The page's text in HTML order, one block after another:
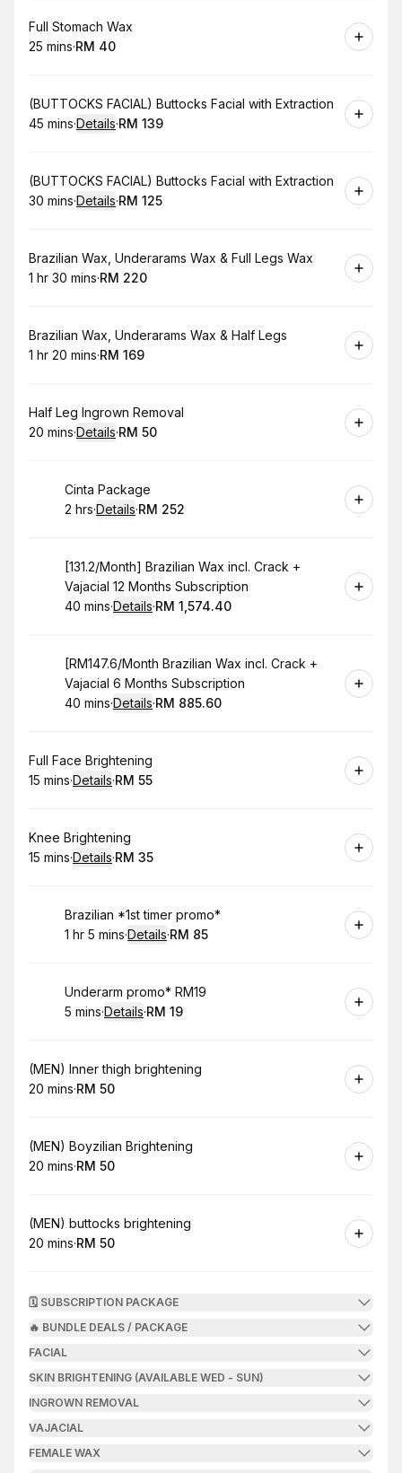
Book
Full Stomach Wax
.Duration
25 mins·
.Price
RM 40
Book
(BUTTOCKS FACIAL) Buttocks Facial with Extraction
.Duration:
45 mins·Details·
.Price:
RM 139
Book
(BUTTOCKS FACIAL) Buttocks Facial with Extraction
.Duration:
30 mins·Details·
.Price:
RM 125
Book
Brazilian Wax, Underarams Wax & Full Legs Wax
. Duration:
1 hr 30 mins·
.Price:
RM 220
Book
Brazilian Wax, Underarams Wax & Half Legs
. Duration:
1 hr 20 mins·
.Price:
RM 169
Book
Half Leg Ingrown Removal
.Duration:
20 mins·Details·
.Price
RM 50
Book
Cinta Package
. Duration:
2 hrs·Details·
.Price:
RM 252
Book
[131.2/Month] Brazilian Wax incl. Crack +
Vajacial 12 Months Subscription
.Duration:
40 mins·Details·
.Price:
RM 1,574.40
Book
[RM147.6/Month Brazilian Wax incl. Crack +
Vajacial 6 Months Subscription
.Duration:
40 mins·Details·
.Price:
RM 885.60
Book
Full Face Brightening
.Duration:
15 mins·Details·
.Price
RM 55
Book
Knee Brightening
.Duration:
15 mins·Details·
.Price
RM 35
Book
Brazilian *1st timer promo*
. Duration:
1 hr 5 mins·Details·
.Price
RM 85
Book
Underarm promo* RM19
. Duration:
5 mins·Details·
.Price
RM 19
Book
(MEN) Inner thigh brightening
.Duration
20 mins·
.Price
RM 50
Book
(MEN) Boyzilian Brightening
.Duration
20 mins·
.Price
RM 50
Book
(MEN) buttocks brightening
.Duration
20 mins·
.Price
RM 50
🗓️ SUBSCRIPTION PACKAGE
🔥 BUNDLE DEALS / PACKAGE
FACIAL
SKIN BRIGHTENING (AVAILABLE WED - SUN)
INGROWN REMOVAL
VAJACIAL
FEMALE WAX